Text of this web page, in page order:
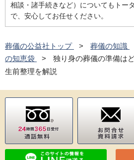
相談・諸手続きなど）についてもトー
で、安心してお任せください。
葬儀の公益社トップ 葬儀の知識
の知恵袋
独り身の葬儀の準備は
生前整理を解説